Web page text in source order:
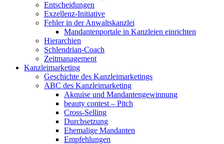
Entscheidungen
Exzellenz-Initiative
Fehler in der Anwaltskanzlei
Mandantenportale in Kanzleien einrichten
Hierarchien
Schlendrian-Coach
Zeitmanagement
Kanzleimarketing
Geschichte des Kanzleimarketings
ABC des Kanzleimarketing
Akquise und Mandantengewinnung
beauty contest – Pitch
Cross-Selling
Durchsetzung
Ehemalige Mandanten
Empfehlungen